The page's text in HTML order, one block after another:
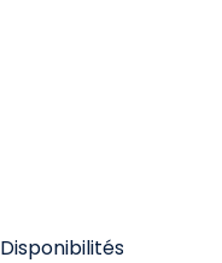
Disponibilités